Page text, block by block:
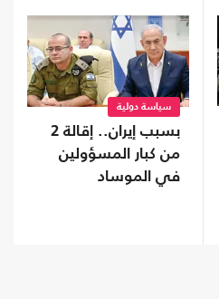
سياسة دولية
بسبب إيران.. إقالة 2
من كبار المسؤولين
في الموساد